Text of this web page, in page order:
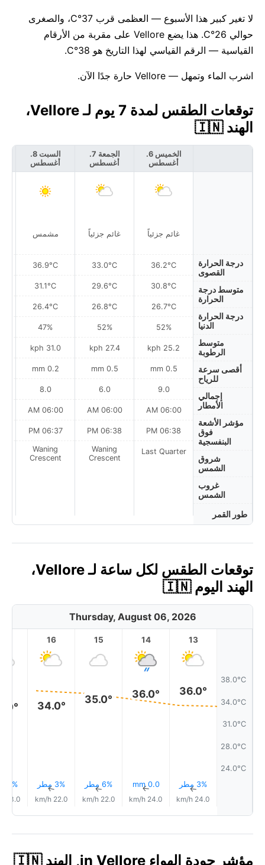
لا تغير كبير هذا الأسبوع — العظمى قرب 37°C، والصغرى
حوالي 26°C. هذا يضع Vellore على مقربة من الأرقام
القياسية — الرقم القياسي لهذا التاريخ هو 38°C.
اشرب الماء وتمهل — Vellore حارة جدًا الآن.
توقعات الطقس لمدة 7 يوم لـ Vellore،
الهند 🇮🇳
درجة الحرارة
القصوى
متوسط درجة
الحرارة
درجة الحرارة
الدنيا
متوسط
الرطوبة
أقصى سرعة
للرياح
إجمالي
الأمطار
مؤشر الأشعة
فوق
البنفسجية
شروق
الشمس
غروب
الشمس
طور القمر
الخميس 6.
أغسطس
غائم جزئياً
36.2°C
30.8°C
26.7°C
52%
25.2 kph
0.5 mm
9.0
06:00 AM
06:38 PM
Last Quarter
الجمعة 7.
أغسطس
غائم جزئياً
33.0°C
29.6°C
26.8°C
52%
27.4 kph
0.5 mm
6.0
06:00 AM
06:38 PM
Waning
Crescent
السبت 8.
أغسطس
مشمس
36.9°C
31.1°C
26.4°C
47%
31.0 kph
0.2 mm
8.0
06:00 AM
06:37 PM
Waning
Crescent
توقعات الطقس لكل ساعة لـ Vellore،
الهند اليوم 🇮🇳
Thursday, August 06, 2026
38.0°C
34.0°C
31.0°C
28.0°C
24.0°C
13
36.0°
3% مطر↑
24.0 km/h
14
36.0°
0.0 mm
↑
24.0 km/h
15
35.0°
6% مطر↑
22.0 km/h
16
34.0°
3% مطر↑
22.0 km/h
2% مطر
23.0 km/h
مؤشر جودة الهواء in Vellore, الهند 🇮🇳